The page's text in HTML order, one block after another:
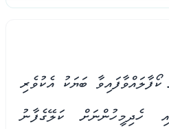
ކޯފާލައްވާފައިވާ ބަޔަކު އެކުވެރި
ހެދިމީހުންނަށް ކަލޭގެފާނު